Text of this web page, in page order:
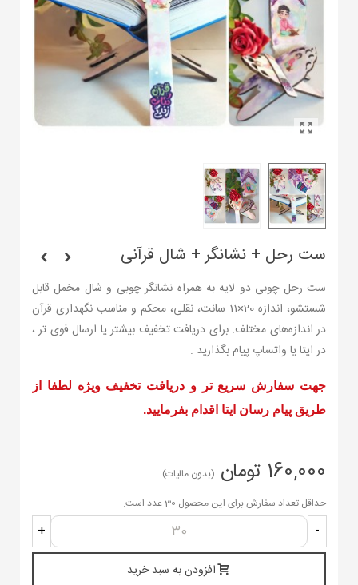
ست رحل + نشانگر + شال قرآنی
ست رحل چوبی دو لایه به همراه نشانگر چوبی و شال مخمل قابل
شستشو، اندازه 20×11 سانت، نقلی، محکم و مناسب نگهداری قرآن
در اندازه‌های مختلف. برای دریافت تخفیف بیشتر یا ارسال فوی تر ،
در ایتا یا واتساپ پیام بگذارید .
جهت سفارش سریع تر و دریافت تخفیف ویژه لطفا از
طریق پیام رسان ایتا اقدام بفرمایید.
160,000 تومان
(بدون مالیات)
حداقل تعداد سفارش برای این محصول 30 عدد است.
-
+
افزودن به سبد خرید